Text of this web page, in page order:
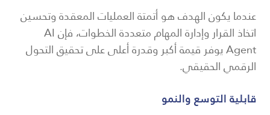
عندما يكون الهدف هو أتمتة العمليات المعقدة وتحسين
اتخاذ القرار وإدارة المهام متعددة الخطوات، فإن AI
Agent يوفر قيمة أكبر وقدرة أعلى على تحقيق التحول
الرقمي الحقيقي.
قابلية التوسع والنمو